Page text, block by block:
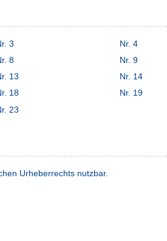
3 Nr. 4
8 Nr. 9
13 Nr. 14
18 Nr. 19
23
Urheberrechts nutzbar.